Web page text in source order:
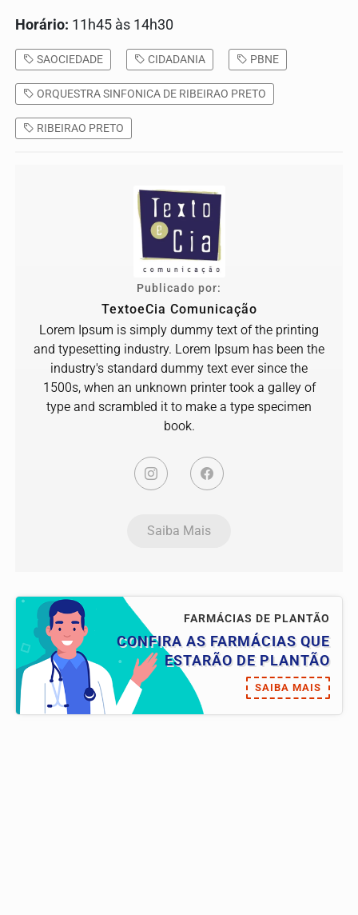
Horário: 11h45 às 14h30
SAOCIEDADE CIDADANIA PBNE
ORQUESTRA SINFONICA DE RIBEIRAO PRETO
RIBEIRAO PRETO
Publicado por:
TextoeCia Comunicação
Lorem Ipsum is simply dummy text of the printing
and typesetting industry. Lorem Ipsum has been the
industry's standard dummy text ever since the
1500s, when an unknown printer took a galley of
type and scrambled it to make a type specimen
book.
Saiba Mais
FARMÁCIAS DE PLANTÃO
CONFIRA AS FARMÁCIAS QUE
ESTARÃO DE PLANTÃO
SAIBA MAIS